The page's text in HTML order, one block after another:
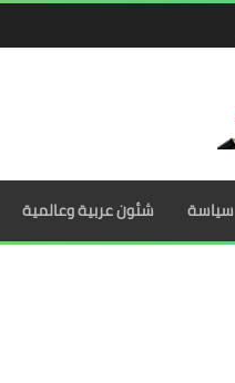
سياسة شئون عربية وعالمية